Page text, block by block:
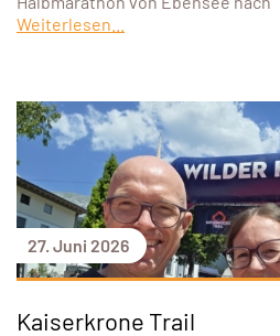
Weiterlesen...
27. Juni 2026
Kaiserkrone Trail